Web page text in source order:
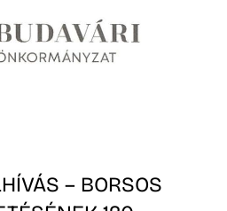
– BORSOS